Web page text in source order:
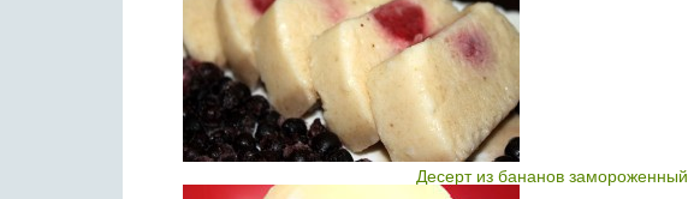
Десерт из бананов замороженный